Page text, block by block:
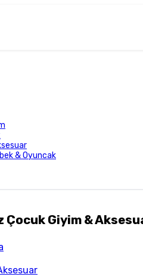
& Oyuncak
Çocuk Giyim &